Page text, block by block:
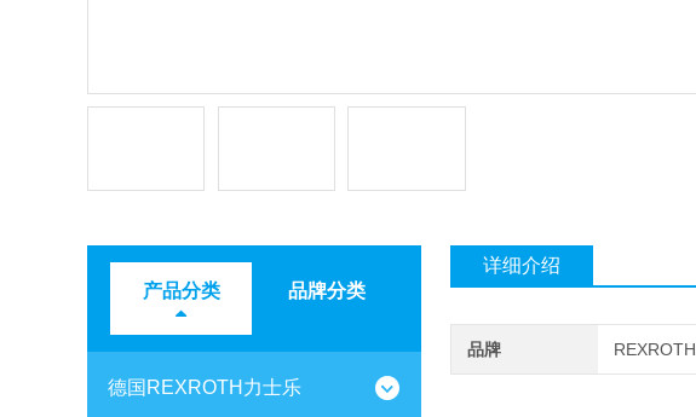
产品分类 品牌分类
德国REXROTH力士乐
详细介绍
品牌